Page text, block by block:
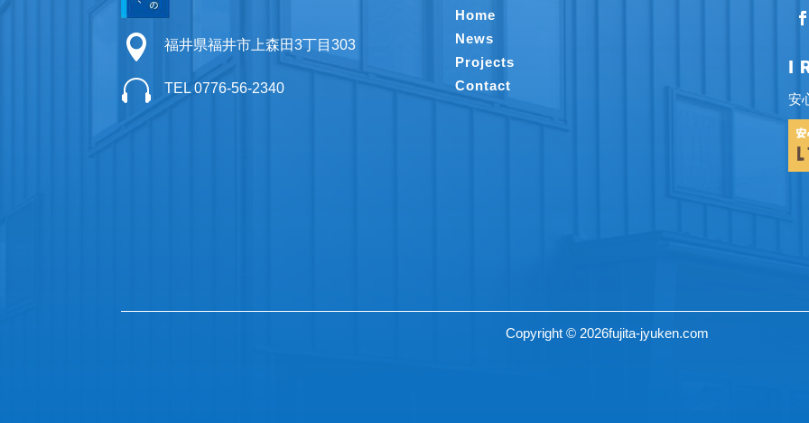
 福井県福井市上森田3丁目303
 TEL 0776-56-2340
Home
News
Projects
Contact
安
Copyright © 2026fujita-jyuken.com